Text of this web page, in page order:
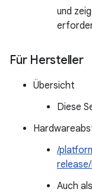
und
Für Hersteller
Übersicht
Diese
/
Auch